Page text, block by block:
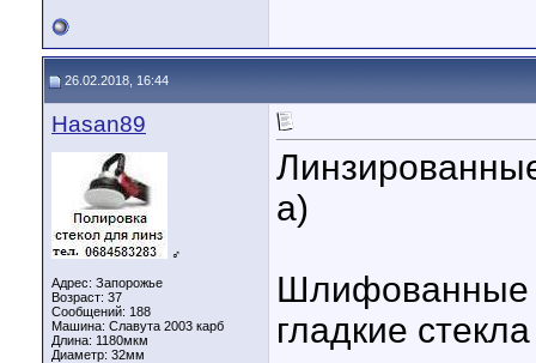
26.02.2018, 16:44
Hasan89
♂
Адрес: Запорожье
Возраст: 37
Сообщений: 188
Машина: Славута 2003 карб
Длина: 1180мкм
Диаметр: 32мм
а)
Шлифованные
гладкие